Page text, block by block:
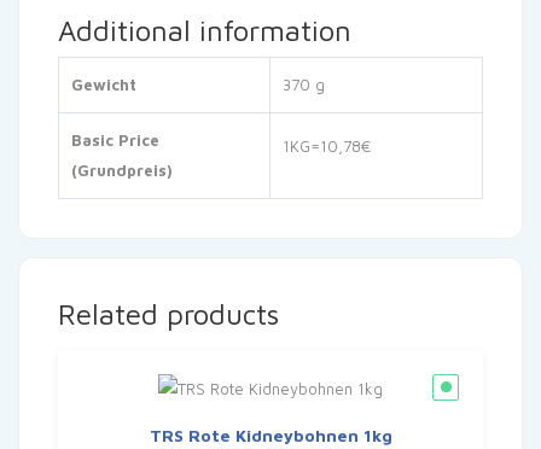
Additional information
Gewicht 370 g
Basic Price
(Grundpreis)
1KG=10,78€
Related products
TRS Rote Kidneybohnen 1kg